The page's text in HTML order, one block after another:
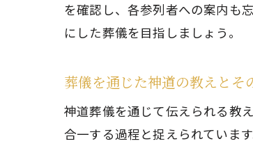
を確認し、各参列者への案内も
にした葬儀を目指しましょう。
葬儀を通じた神道の教えとそ
神道葬儀を通じて伝えられる教
合一する過程と捉えられていま